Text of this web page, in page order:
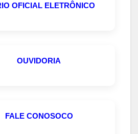
OFICIAL ELETRÔNICO
OUVIDORIA
FALE CONOSOCO